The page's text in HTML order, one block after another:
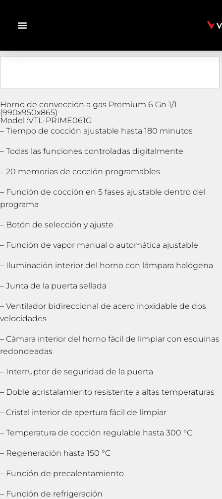
Horno de convección a gas Premium 6 Gn 1/1
(990x950x865)
Model :VTL-PRIME061G
– Tiempo de cocción ajustable hasta 180 minutos
– Todas las funciones controladas digitalmente
– 20 memorias de cocción programables
– Función de cocción en 5 fases ajustable dentro del
programa
– Botón de selección y ajuste
– Función de vapor manual o automática ajustable
– Iluminación interior del horno con lámpara halógena
– Junta de la puerta sellada
– Ventilador bidireccional de acero inoxidable de dos
velocidades
– Cámara interior del horno fácil de limpiar con esquinas
redondeadas
– Interruptor de seguridad de la puerta
– Doble acristalamiento resistente a altas temperaturas
– Cristal interior de apertura fácil de limpiar
– Temperatura de cocción regulable hasta 300 °C
– Regeneración hasta 150 °C
– Función de precalentamiento
– Función de refrigeración